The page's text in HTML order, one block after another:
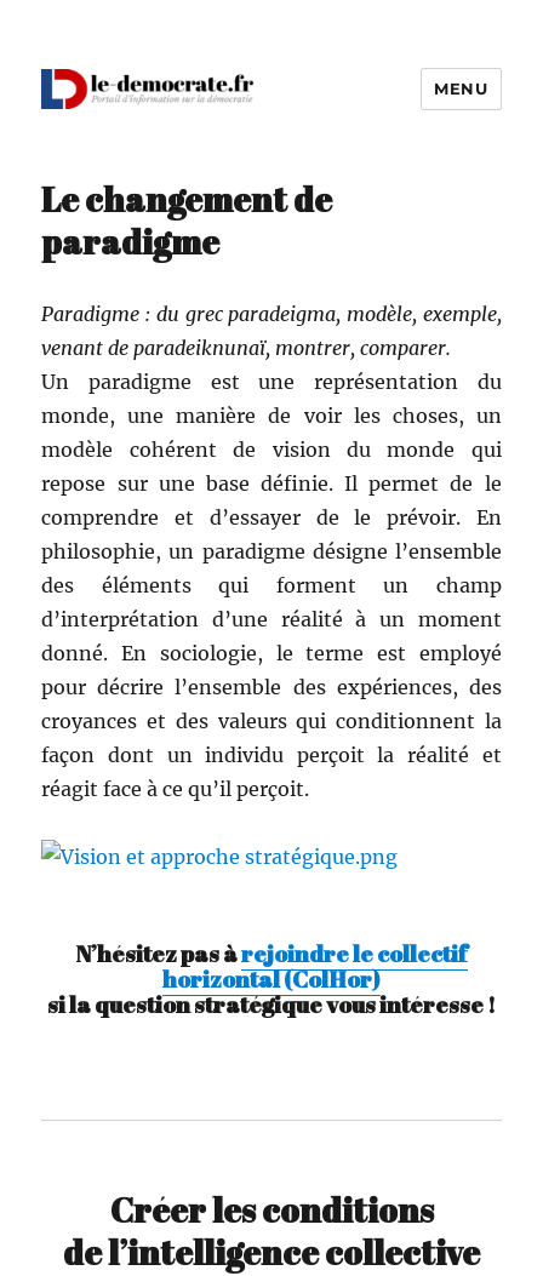
MENU
Le changement de
paradigme
Par­a­digme : du grec paradeigma, mod­èle, exem­ple,
venant de paradeik­nunaï, mon­tr­er, comparer.
Un par­a­digme est une représen­ta­tion du
monde, une manière de voir les choses, un
mod­èle cohérent de vision du monde qui
repose sur une base définie. Il per­met de le
com­pren­dre et d’essayer de le prévoir. En
philoso­phie, un par­a­digme désigne l’ensemble
des élé­ments qui for­ment un champ
d’interprétation d’une réal­ité à un moment
don­né. En soci­olo­gie, le terme est employé
pour décrire l’ensemble des expéri­ences, des
croy­ances et des valeurs qui con­di­tion­nent la
façon dont un indi­vidu perçoit la réal­ité et
réag­it face à ce qu’il perçoit.
N’hésitez pas àrejoindre le collectif
horizontal (ColHor)
si la question stratégique vous intéresse !
Créer les conditions
de l’intelligence collective